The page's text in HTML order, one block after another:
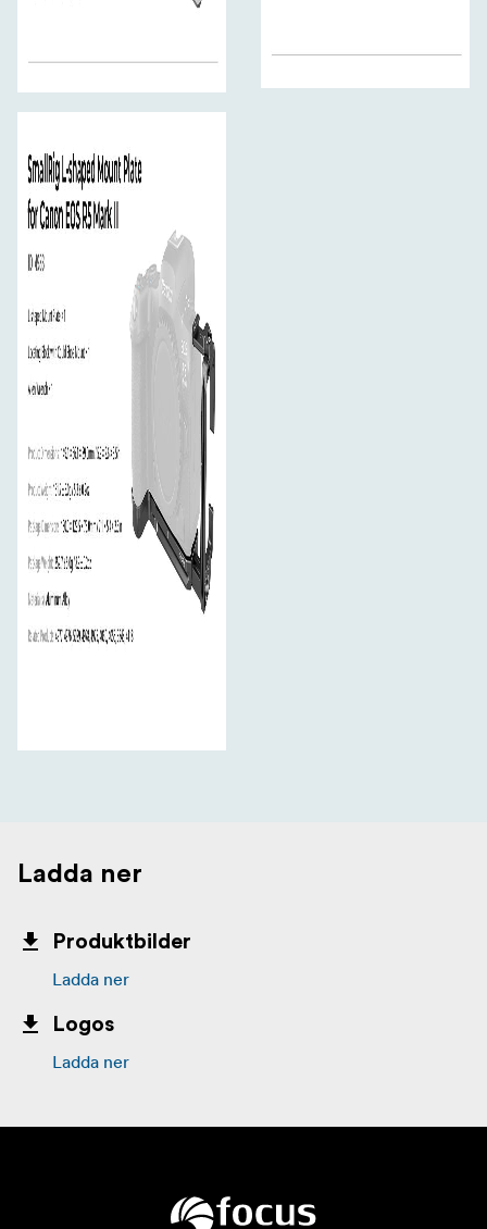
Ladda ner
Produktbilder
Ladda ner
Logos
Ladda ner